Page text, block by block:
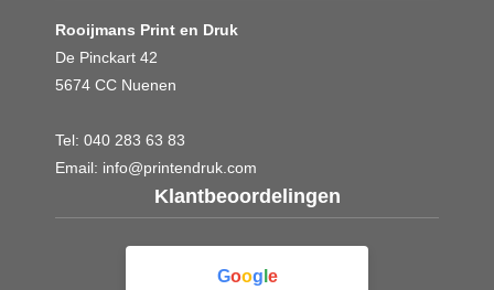
Rooijmans Print en Druk
De Pinckart 42
5674 CC Nuenen
Tel: 040 283 63 83
Email: info@printendruk.com
Klantbeoordelingen
Goog e